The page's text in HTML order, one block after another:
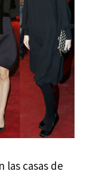
las casas de